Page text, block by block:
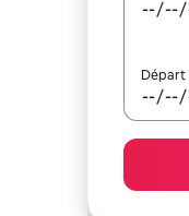
Départ